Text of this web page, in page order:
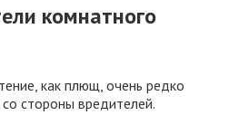
комнатного
как плющ, очень редко
стороны вредителей.